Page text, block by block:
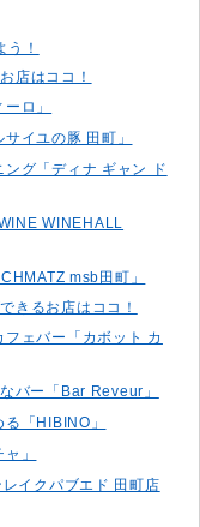
う！
店はココ！
ロ」
イユの豚 田町」
グ「ディナ ギャン ド
WINEHALL
msb田町」
きるお店はココ！
ェバー「カボット カ
バー「Bar Reveur」
「HIBINO」
」
イクパブエド 田町店